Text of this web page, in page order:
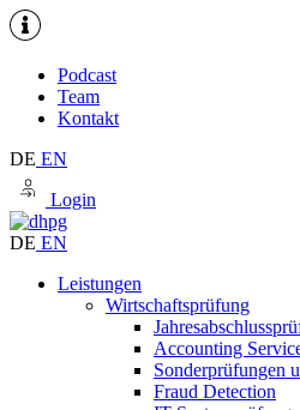
Podcast
Team
Kontakt
DE EN
Login
DE EN
Leistungen
Wirtschaftsprüfung
Accounting
Sonderprüfungen
Fraud Detection